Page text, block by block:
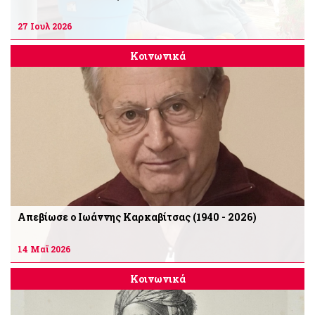
27 Ιουλ 2026
Κοινωνικά
Απεβίωσε ο Ιωάννης Καρκαβίτσας (1940 - 2026)
14 Μαϊ 2026
Κοινωνικά